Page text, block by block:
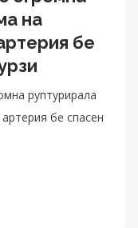
на
бе
руптурирала
бе спасен